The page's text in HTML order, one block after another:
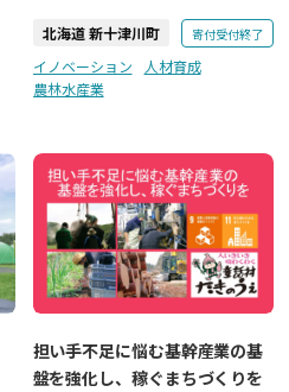
北海道 新十津川町 寄付受付終了
イノベーション
人材育成
農林水産業
担い手不足に悩む基幹産業の基
盤を強化し、稼ぐまちづくりを